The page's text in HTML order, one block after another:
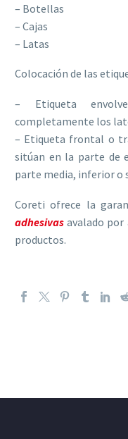
– Botellas
– Cajas
– Latas
Colocación de las
– Etiqueta
completamente los
– Etiqueta frontal o
sitúan en la parte de
parte media, inferior o
Coreti ofrece la
adhesivas avalado por
productos.